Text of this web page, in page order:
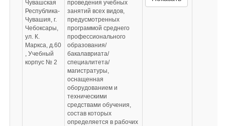
Чувашская
Республика-
Чувашия, г.
Чебоксары,
ул. К.
Маркса, д.60
, Учебный
корпус № 2
проведения учебных
занятий всех видов,
предусмотренных
программой среднего
профессионального
образования/
бакалавриата/
специалитета/
магистратуры,
оснащенная
оборудованием и
техническими
средствами обучения,
состав которых
определяется в рабочих